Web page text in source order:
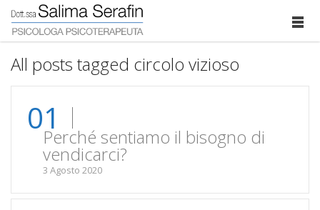
All posts tagged circolo vizioso
01Perché sentiamo il bisogno di
vendicarci?
3 Agosto 2020